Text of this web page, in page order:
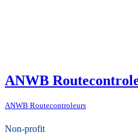
ANWB
ANWB Routecontroleurs
Non-profit